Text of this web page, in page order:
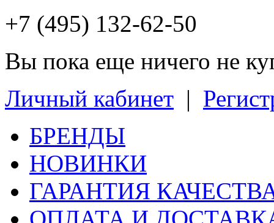
+7 (495) 132-62-50
Вы пока еще ничего не
Личный кабинет |
БРЕНДЫ
НОВИНКИ
ГАРАНТИЯ